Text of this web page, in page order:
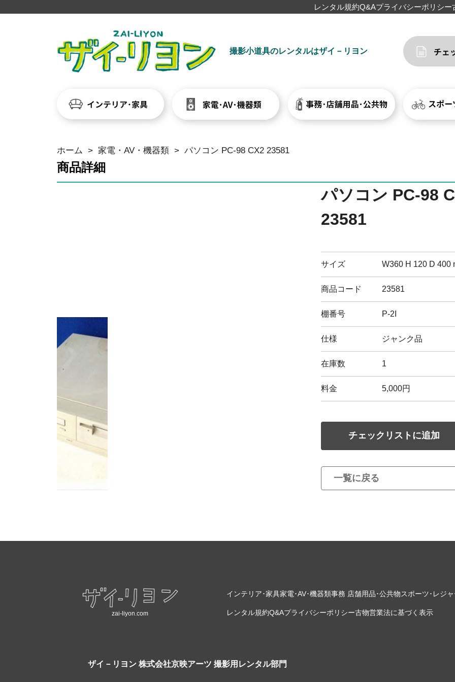
レンタル規約Q&Aプライバシーポリシー
撮影小道具のレンタルはザイ－リヨン
ホーム > 家電・AV・機器類 > パソコン PC-98 CX2 23581
商品詳細
パソコン PC-98
23581
サイズ W360 H 120 D 400
商品コード 23581
棚番号 P-2I
仕様 ジャンク品
在庫数 1
料金 5,000円
チェックリストに追加
一覧に戻る
zai-liyon.com
インテリア･家具家電･AV･機器類事務 店舗用品･公共物スポーツ･レジ
レンタル規約Q&Aプライバシーポリシー古物営業法に基づく表示
ザイ－リヨン 株式会社京映アーツ 撮影用レンタル部門